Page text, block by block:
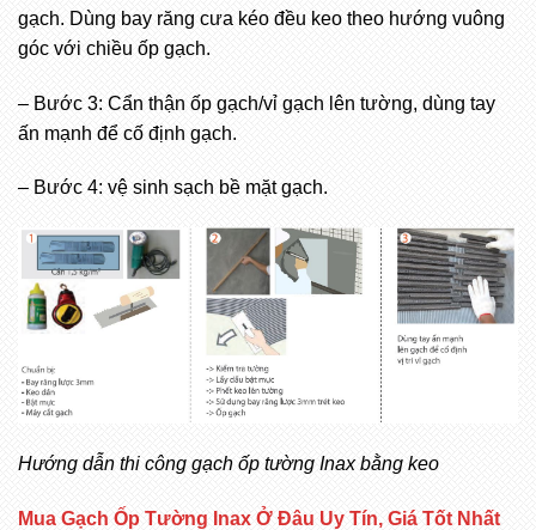
gạch. Dùng bay răng cưa kéo đều keo theo hướng vuông
góc với chiều ốp gạch.
– Bước 3: Cẩn thận ốp gạch/vỉ gạch lên tường, dùng tay
ấn mạnh để cố định gạch.
– Bước 4: vệ sinh sạch bề mặt gạch.
Hướng dẫn thi công gạch ốp tường Inax bằng keo
Mua Gạch Ốp Tường Inax Ở Đâu Uy Tín, Giá Tốt Nhất